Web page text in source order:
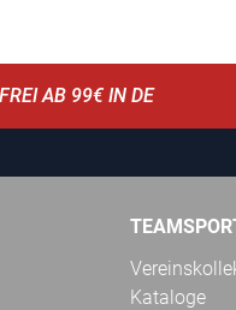
AB 99€ IN DE
Kataloge